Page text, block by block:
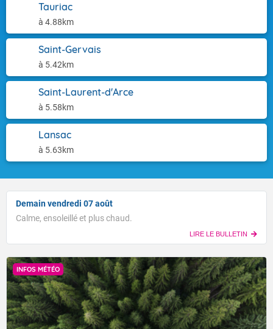
Tauriac
à 4.88km
Saint-Gervais
à 5.42km
Saint-Laurent-d'Arce
à 5.58km
Lansac
à 5.63km
Demain vendredi 07 août
Calme, ensoleillé et plus chaud.
LIRE LE BULLETIN
INFOS MÉTÉO